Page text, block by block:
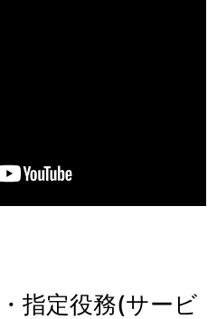
指定役務(サービ